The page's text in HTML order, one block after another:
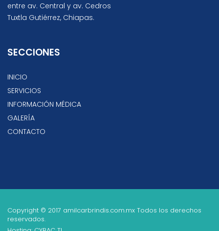
entre av. Central y av. Cedros
Tuxtla Gutiérrez, Chiapas.
SECCIONES
INICIO
SERVICIOS
INFORMACIÓN MÉDICA
GALERÍA
CONTACTO
Copyright © 2017 amilcarbrindis.com.mx Todos los derechos
reservados.